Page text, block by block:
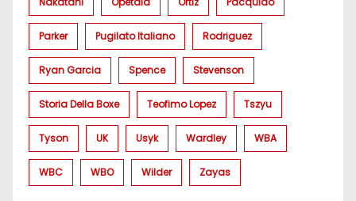
Parker Pugilato Italiano Rodriguez
Ryan Garcia Spence Stevenson
Storia Della Boxe Teofimo Lopez Tszyu
Tyson UK Usyk Wardley WBA
WBC WBO Wilder Zayas